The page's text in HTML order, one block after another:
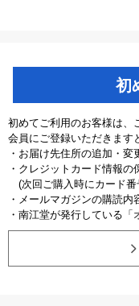
初
初めてご利用のお客様は、
会員にご登録いただきます
・お届け先住所の追加・変
・クレジットカード情報の
(次回ご購入時にカード番
・メールマガジンの購読内
・南江堂が発行している